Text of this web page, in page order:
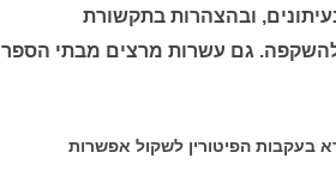
ובהצהרות בתקשורת
גם עשרות מרצים מבתי הספר
בעקבות הפיטורין לשקול אפשרות